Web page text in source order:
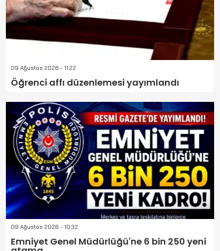
09 Ağustos 2026 - 11:22
Öğrenci affı düzenlemesi yayımlandı
09 Ağustos 2026 - 10:32
Emniyet Genel Müdürlüğü'ne 6 bin 250 yeni